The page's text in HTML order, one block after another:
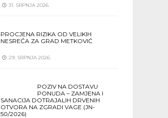
31. SRPNJA 2026.
PROCJENA RIZIKA OD VELIKIH
NESREĆA ZA GRAD METKOVIĆ
29. SRPNJA 2026.
POZIV NA DOSTAVU
PONUDA – ZAMJENA I
SANACIJA DOTRAJALIH DRVENIH
OTVORA NA ZGRADI VAGE (JN-
50/2026)